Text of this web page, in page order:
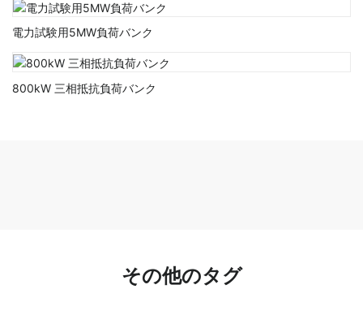
電力試験用5MW負荷バンク
800kW 三相抵抗負荷バンク
その他のタグ